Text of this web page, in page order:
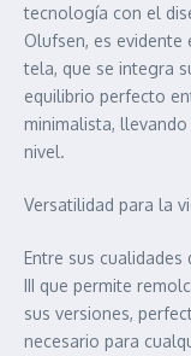
tecnología con el
Olufsen, es
tela, que se integra
equilibrio perfecto
minimalista,
nivel.
Versatilidad para la
Entre sus
III que permite
sus versiones,
necesario para